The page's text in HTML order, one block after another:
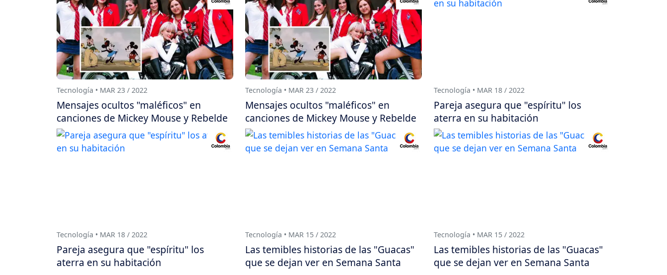
Tecnología • MAR 23 / 2022
Mensajes ocultos "maléficos" en
canciones de Mickey Mouse y Rebelde
Tecnología • MAR 23 / 2022
Mensajes ocultos "maléficos" en
canciones de Mickey Mouse y Rebelde
Tecnología • MAR 18 / 2022
Pareja asegura que "espíritu" los
aterra en su habitación
Tecnología • MAR 18 / 2022
Pareja asegura que "espíritu" los
aterra en su habitación
Tecnología • MAR 15 / 2022
Las temibles historias de las "Guacas"
que se dejan ver en Semana Santa
Tecnología • MAR 15 / 2022
Las temibles historias de las "Guacas"
que se dejan ver en Semana Santa